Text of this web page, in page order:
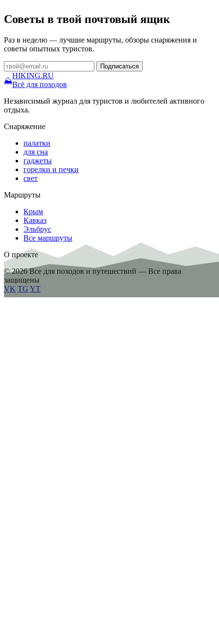
Советы в твой почтовый ящик
Раз в неделю — лучшие маршруты, обзоры снаряжения и
советы опытных туристов.
Подписаться
⛰
HIKING.RU
Всё для походов
Независимый журнал для туристов и любителей активного
отдыха.
Снаряжение
палатки
для сна
гаджеты
горелки и печки
свет
Маршруты
Крым
Кавказ
Эльбрус
Все маршруты
О проекте
© 2026 Все для походов и путешествий — Все права
защищены
VK TG YT